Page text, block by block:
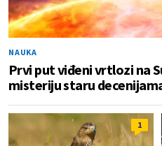
NAUKA
Prvi put viđeni vrtlozi na
misteriju staru
1